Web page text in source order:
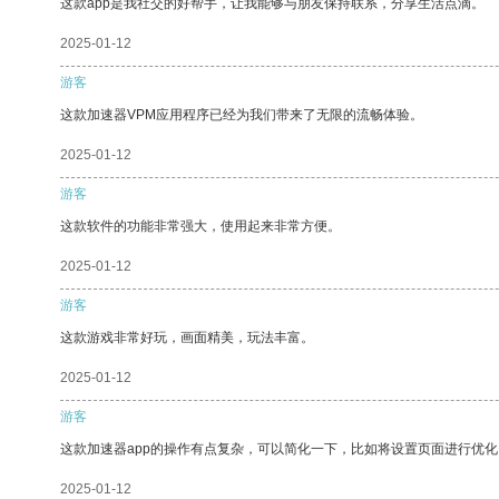
这款app是我社交的好帮手，让我能够与朋友保持联系，分享生活点滴。
2025-01-12
游客
这款加速器VPM应用程序已经为我们带来了无限的流畅体验。
2025-01-12
游客
这款软件的功能非常强大，使用起来非常方便。
2025-01-12
游客
这款游戏非常好玩，画面精美，玩法丰富。
2025-01-12
游客
这款加速器app的操作有点复杂，可以简化一下，比如将设置页面进行优
2025-01-12